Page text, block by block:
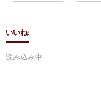
いいね:
読み込み中…